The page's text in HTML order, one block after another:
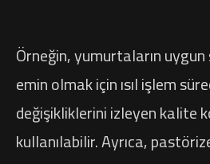
Örneğin, yumurtaların
emin olmak için ısıl işlem
değişikliklerini izleyen kalite
kullanılabilir. Ayrıca,